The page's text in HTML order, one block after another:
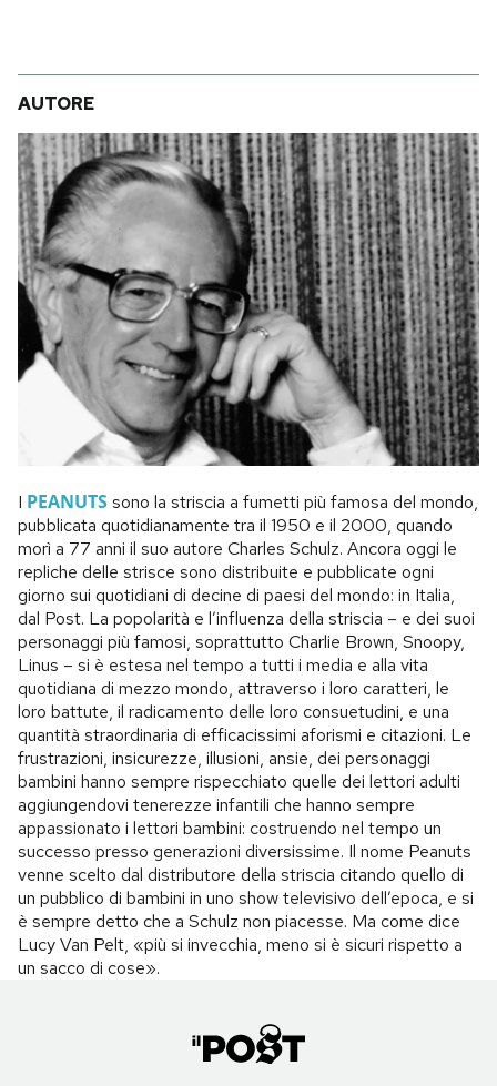
AUTORE
I PEANUTSsono la striscia a fumetti più famosa del mondo,
pubblicata quotidianamente tra il 1950 e il 2000, quando
morì a 77 anni il suo autore Charles Schulz. Ancora oggi le
repliche delle strisce sono distribuite e pubblicate ogni
giorno sui quotidiani di decine di paesi del mondo: in Italia,
dal Post. La popolarità e l’influenza della striscia – e dei suoi
personaggi più famosi, soprattutto Charlie Brown, Snoopy,
Linus – si è estesa nel tempo a tutti i media e alla vita
quotidiana di mezzo mondo, attraverso i loro caratteri, le
loro battute, il radicamento delle loro consuetudini, e una
quantità straordinaria di efficacissimi aforismi e citazioni. Le
frustrazioni, insicurezze, illusioni, ansie, dei personaggi
bambini hanno sempre rispecchiato quelle dei lettori adulti
aggiungendovi tenerezze infantili che hanno sempre
appassionato i lettori bambini: costruendo nel tempo un
successo presso generazioni diversissime. Il nome Peanuts
venne scelto dal distributore della striscia citando quello di
un pubblico di bambini in uno show televisivo dell’epoca, e si
è sempre detto che a Schulz non piacesse. Ma come dice
Lucy Van Pelt, «più si invecchia, meno si è sicuri rispetto a
un sacco di cose».